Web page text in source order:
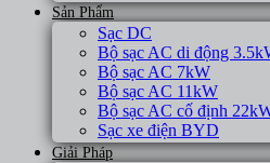
Sản Phẩm
Sạc DC
Bộ sạc AC di động
Bộ sạc AC 7kW
Bộ sạc AC 11kW
Bộ sạc AC cố định
Sạc xe điện BYD
Giải Pháp